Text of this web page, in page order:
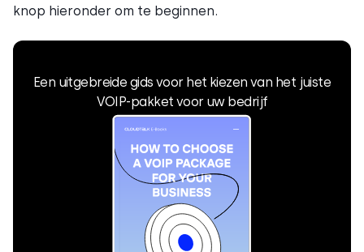
knop hieronder om te beginnen.
Een uitgebreide gids voor het kiezen van het juiste
VOIP-pakket voor uw bedrijf